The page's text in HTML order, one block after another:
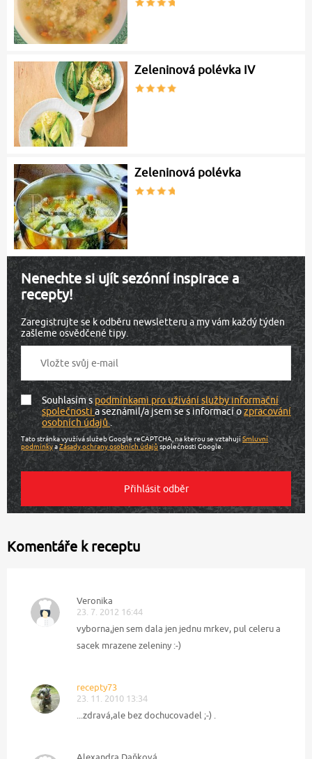
Zeleninová polévka IV
Zeleninová polévka
Nenechte si ujít sezónní inspirace a
recepty!
Zaregistrujte se k odběru newsletteru a my vám každý týden
zašleme osvědčené tipy.
Souhlasím spodmínkami pro užívání služby informační
společnostia seznámil/a jsem se s informací ozpracování
osobních údajů.
Tato stránka využívá služeb Google reCAPTCHA, na kterou se vztahujíSmluvní
podmínkyaZásady ochrany osobních údajů společnosti Google.
Komentáře k receptu
Veronika
23. 7. 2012 16:44
vyborna,jen sem dala jen jednu mrkev, pul celeru a
sacek mrazene zeleniny :-)
recepty73
23. 11. 2010 13:34
...zdravá,ale bez dochucovadel ;-) .